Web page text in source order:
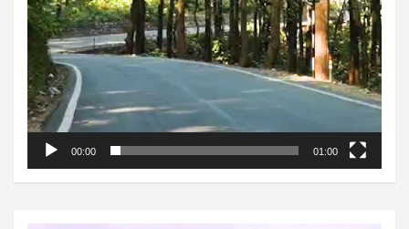
00:00 01:00